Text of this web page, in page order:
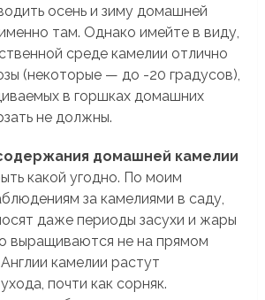
осень и зиму домашней
там. Однако имейте в виду,
среде камелии отлично
(некоторые — до -20 градусов),
в горшках домашних
не должны.
домашней камелии
какой угодно. По моим
за камелиями в саду,
даже периоды засухи и жары
выращиваются не на прямом
камелии растут
почти как сорняк.